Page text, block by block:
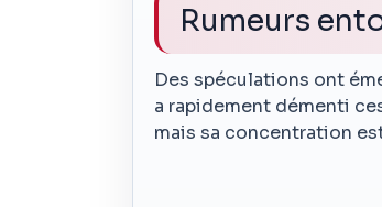
Rumeurs
Des spéculations ont
a rapidement démenti
mais sa concentration